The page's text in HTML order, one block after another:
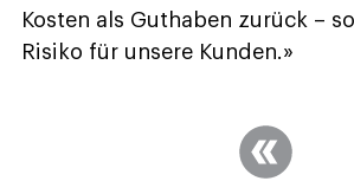
Kosten als Guthaben zurück –
Risiko für unsere Kunden.»